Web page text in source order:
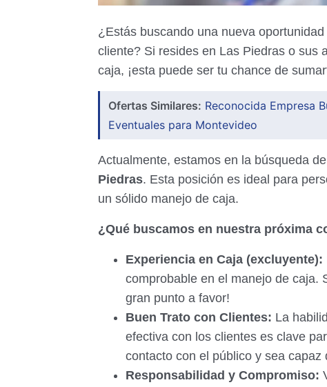
¿Estás buscando una nueva
cliente? Si resides en Las Piedras o sus
caja, ¡esta puede ser tu chance de
Ofertas Similares: Reconocida Empresa
Eventuales para Montevideo
Actualmente, estamos en la búsqueda
Piedras. Esta posición es ideal para
un sólido manejo de caja.
¿Qué buscamos en nuestra próxima
Experiencia en Caja (excluyente):
comprobable en el manejo de caja.
gran punto a favor!
Buen Trato con Clientes: La
efectiva con los clientes es clave
contacto con el público y sea
Responsabilidad y Compromiso: